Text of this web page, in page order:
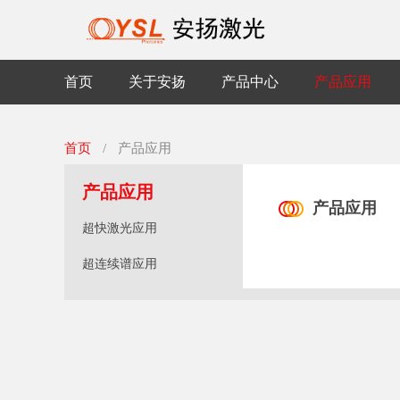
首页 关于安扬 产品中心 产品应用
首页 / 产品应用
产品应用
超快激光应用
超连续谱应用
产品应用